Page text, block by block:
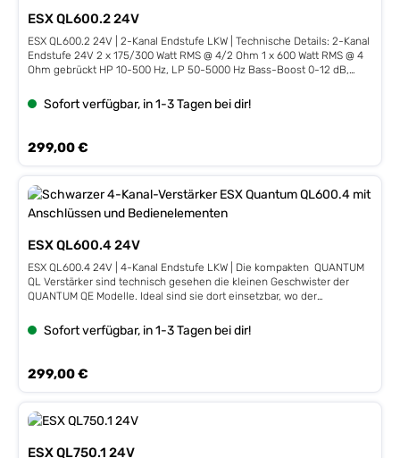
Eigenschaften Class D Technologie mit hohem Wirkungsgrad Constant
Power Technologie Schwerer Guss-Kühlkörper Hochpegel-Eingänge
mit Error Protection System (EPS) Automatische Einschaltfunktion
Start/Stopp Ready Edle Acrylabdeckung in Piano-Finish Kompakte
Basspegel-Fernbedienung Technische Details: Mono Class D Compact
50 Hz LPF 30-250 Hz Bass Boost 0-12 dB Phase Shift 0-180°
ESX QL600.2 24V
ESX QL600.2 24V | 2-Kanal Endstufe LKW | Technische Details: 2-Kanal
Endstufe 24V 2 x 175/300 Watt RMS @ 4/2 Ohm 1 x 600 Watt RMS @ 4
Ohm gebrückt HP 10-500 Hz, LP 50-5000 Hz Bass-Boost 0-12 dB,
Einschaltfunktion Kompakte Kabel-Fernbedienung für Basspegel
Abmessungen: 226 x 43 x 120 mm Wirkungsgrad bis zu 87%
Sofort verfügbar, in 1-3 Tagen bei dir!
Regulärer Preis:
299,00 €
ESX QL600.4 24V
ESX QL600.4 24V | 4-Kanal Endstufe LKW | Die kompakten QUANTUM
QL Verstärker sind technisch gesehen die kleinen Geschwister der
QUANTUM QE Modelle. Ideal sind sie dort einsetzbar, wo der
und haben wie die großen QE Modelle feinste Class D Technik an Bord,
die hinsichtlich Leistung, Soundqualität und Einstellmöglichkeiten
Fernbedienung ist ebenfalls bei den QL Modellen im Lieferumfang
enthalten. Die 24V-Versionen können in LKW und Reisebussen mit
einem Bordnetz von 24 Volt betrieben werden. Eigenschaften:
Fortschrittliche Class D Technik mit sehr hohem
WirkungsgradSelektierte und audiophil abgestimmte BauteileMassiver
Eingänge mit Error Protection System (EPS®) Automatische
Sofort verfügbar, in 1-3 Tagen bei dir!
Regulärer Preis:
299,00 €
ESX QL750.1 24V